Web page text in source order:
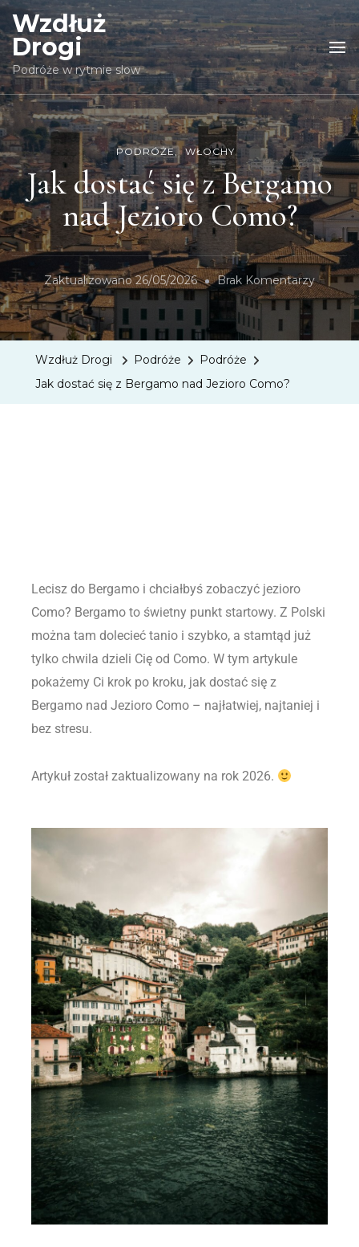
Wzdłuż
Drogi
Podróże w rytmie slow
PODRÓŻE WŁOCHY
Jak dostać się z Bergamo
nad Jezioro Como?
Zaktualizowano26/05/2026 Brak Komentarzy
Wzdłuż Drogi Podróże
Podróże
Jak dostać się z Bergamo nad Jezioro Como?
Lecisz do Bergamo i chciałbyś zobaczyć jezioro
Como? Bergamo to świetny punkt startowy. Z Polski
można tam dolecieć tanio i szybko, a stamtąd już
tylko chwila dzieli Cię od Como. W tym artykule
pokażemy Ci krok po kroku, jak dostać się z
Bergamo nad Jezioro Como – najłatwiej, najtaniej i
bez stresu.
Artykuł został zaktualizowany na rok 2026.